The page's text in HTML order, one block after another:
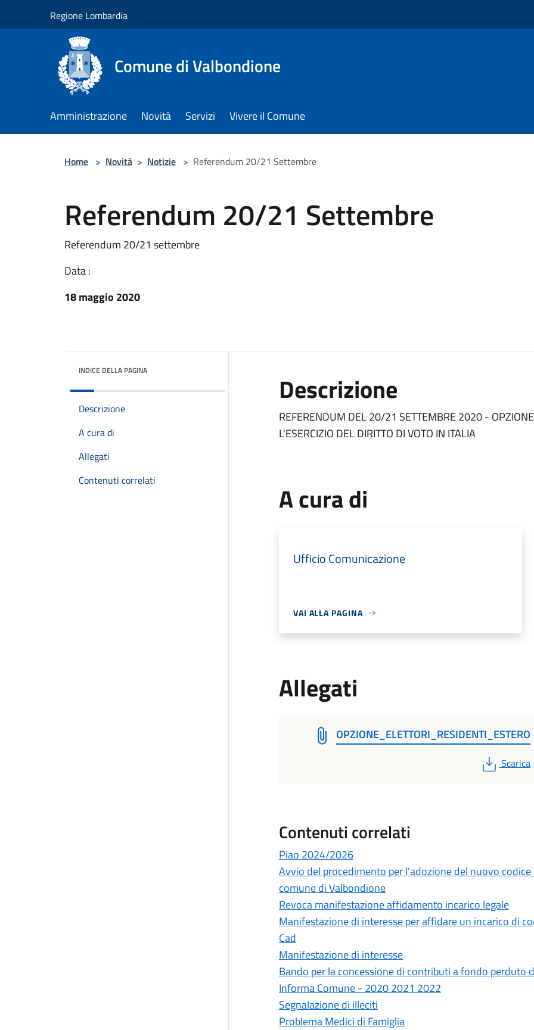
Regione Lombardia
Comune di Valbondione
Amministrazione Novità Servizi Vivere il Comune
Home > Novità > Notizie > Referendum 20/21 Settembre
Referendum 20/21 Settembre
Referendum 20/21 settembre
Data :
18 maggio 2020
INDICE DELLA PAGINA
Descrizione
A cura di
Allegati
Contenuti correlati
Descrizione
REFERENDUM DEL 20/21 SETTEMBRE 2020 -
L'ESERCIZIO DEL DIRITTO DI VOTO IN ITALIA
A cura di
Ufficio Comunicazione
VAI ALLA PAGINA
Allegati
OPZIONE_ELETTORI_RESIDENTI_ESTERO
PDF
Scarica
Contenuti correlati
Piao 2024/2026
Avvio del procedimento per l’adozione del nuovo
comune di Valbondione
Revoca manifestazione affidamento incarico legale
Manifestazione di interesse per affidare un incarico di
Cad
Manifestazione di interesse
Bando per la concessione di contributi a fondo perduto
Informa Comune - 2020 2021 2022
Segnalazione di illeciti
Problema Medici di Famiglia